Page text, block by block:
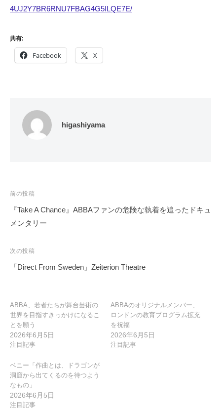
4UJ2Y7BR6RNU7FBAG4G5ILQE7E/
共有:
Facebook X
higashiyama
投
稿
ナ
ゲ
ー
ン
前の投稿
『Take A Chance』ABBAファンの危険な執着を追ったドキュ
メンタリー
次の投稿
「Direct From Sweden」Zeiterion Theatre
ABBA、若者たちが舞台芸術の
世界を目指すきっかけになるこ
とを願う
2026年6月5日
注目記事
ABBAのオリジナルメンバー、
ロンドンの教育プログラム拡充
を祝福
2026年6月5日
注目記事
ベニー「作曲とは、ドラゴンが
洞窟から出てくるのを待つよう
なもの」
2026年6月5日
注目記事